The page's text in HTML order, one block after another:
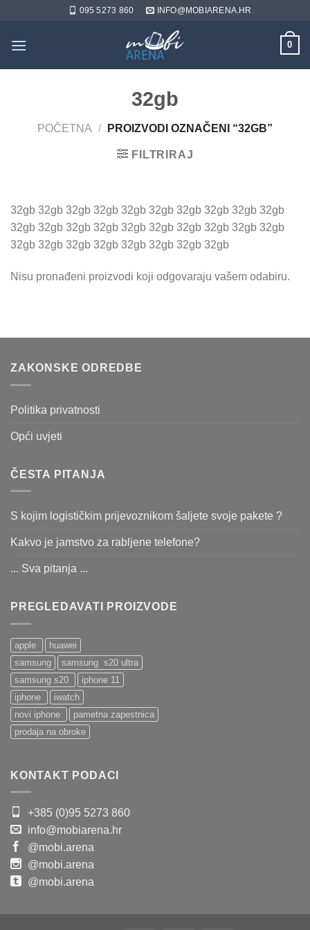
content
095 5273 860 INFO@MOBIARENA.HR
0
32gb
POČETNA / PROIZVODI OZNAČENI “32GB”
FILTRIRAJ
32gb 32gb 32gb 32gb 32gb 32gb 32gb 32gb 32gb 32gb
32gb 32gb 32gb 32gb 32gb 32gb 32gb 32gb 32gb 32gb
32gb 32gb 32gb 32gb 32gb 32gb 32gb 32gb
Nisu pronađeni proizvodi koji odgovaraju vašem odabiru.
ZAKONSKE ODREDBE
Politika privatnosti
Opći uvjeti
ČESTA PITANJA
S kojim logističkim prijevoznikom šaljete svoje pakete ?
Kakvo je jamstvo za rabljene telefone?
... Sva pitanja ...
PREGLEDAVATI PROIZVODE
apple
huawei
samsung
samsung s20 ultra
samsung s20
iphone 11
iphone
iwatch
novi iphone
pametna zapestnica
prodaja na obroke
KONTAKT PODACI
+385 (0)95 5273 860
info@mobiarena.hr
@mobi.arena
@mobi.arena
@mobi.arena